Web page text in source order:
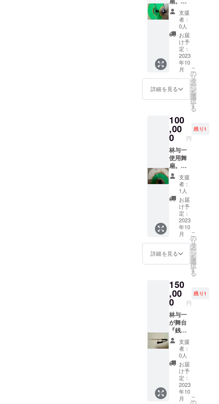
『新
説・雪
之丞変
化』の
サイン
入りパ
ンフ
レット
と手拭
い付
き。
流宗家
として
林与一
が所有
する日
本舞踊
用の舞
扇で
す。サ
イズは
約9.5セ
ンチ。
ほぼ未
まま保
管して
おりま
した。
ご希望
でサイ
ンもお
入れ致
しま
す。サ
イン入
りパン
フレッ
ト、手
拭付
き。
支援
者：
0人
お届
け予
定：
2023
年10
月
詳細を見る
こ
の
リ
タ
ー
ン
を
選
択
す
る
100
,00
0 円
残り1
林与一
使用舞
扇。林
流宗家
として
林与一
が所有
する日
本舞踊
用の舞
扇で
す。舞
台で実
際に使
用致し
まし
い扇2本
です。
白の
み。サ
イズは
約9.5セ
ンチ。
ご希望
でサイ
ンもお
入れ致
しま
す。サ
イン入
りパン
フレッ
支援
者：
1人
お届
け予
定：
2023
年10
月
詳細を見る
こ
の
リ
タ
ー
ン
を
選
択
す
る
150
,00
0 円
残り1
林与一
が舞台
『銭形
平次』
のため
に特別
にあつ
らえ、
使用し
た角型
十手。
長さ約
支援
者：
0人
お届
け予
定：
2023
年10
月
こ
の